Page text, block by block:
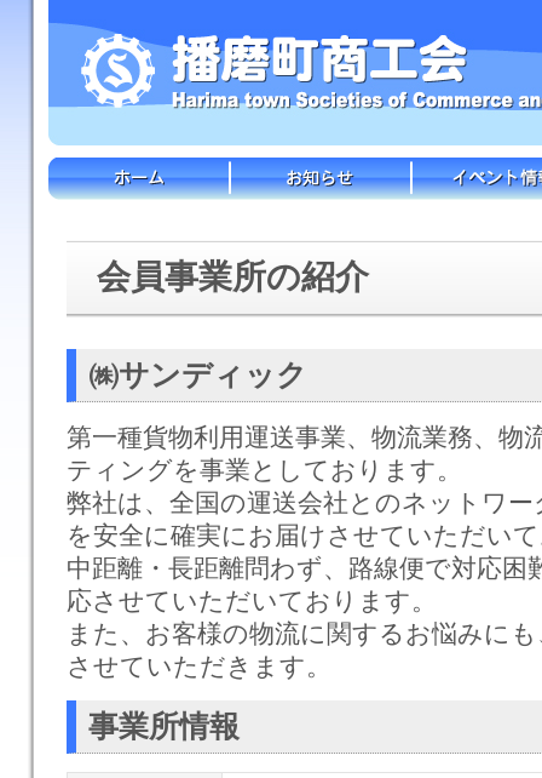
会員事業所の紹介
㈱サンディック
第一種貨物利用運送事業、物流業務、物
ティングを事業としております。
弊社は、全国の運送会社とのネットワ
を安全に確実にお届けさせていただい
中距離・長距離問わず、路線便で対応
応させていただいております。
また、お客様の物流に関するお悩みに
させていただきます。
事業所情報